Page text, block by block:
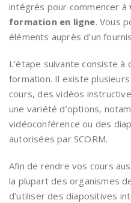
intégrés pour commencer à
formation en ligne. Vous
éléments auprès d’un
L’étape suivante consiste
formation. Il existe
cours, des vidéos
une variété d’options,
vidéoconférence ou des
autorisées par SCORM.
Afin de rendre vos cours
la plupart des organismes
d’utiliser des diapositives